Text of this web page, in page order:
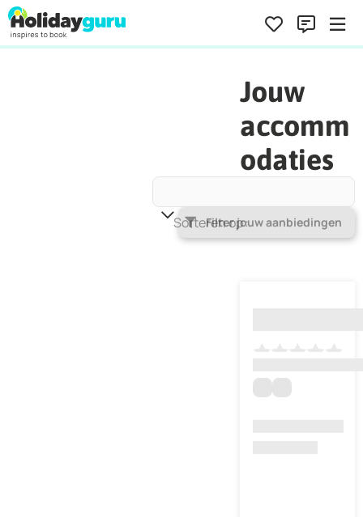
Jouw
accomm
odaties
Filter jouw aanbiedingen
Sorteren op Populariteit